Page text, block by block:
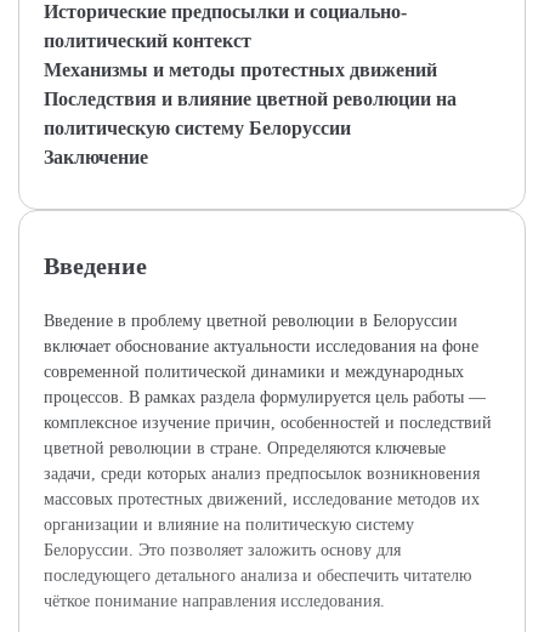
Исторические предпосылки и социально-
политический контекст
Механизмы и методы протестных движений
Последствия и влияние цветной революции на
политическую систему Белоруссии
Заключение
Введение
Введение в проблему цветной революции в Белоруссии
включает обоснование актуальности исследования на фоне
современной политической динамики и международных
процессов. В рамках раздела формулируется цель работы —
комплексное изучение причин, особенностей и последствий
цветной революции в стране. Определяются ключевые
задачи, среди которых анализ предпосылок возникновения
массовых протестных движений, исследование методов их
организации и влияние на политическую систему
Белоруссии. Это позволяет заложить основу для
последующего детального анализа и обеспечить читателю
чёткое понимание направления исследования.